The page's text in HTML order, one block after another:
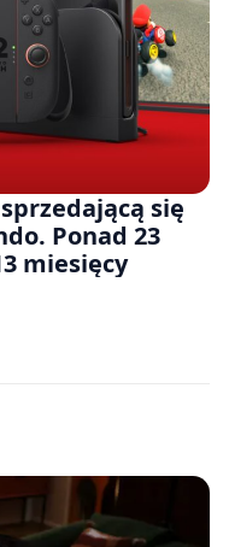
się
Ponad 23
miesięcy